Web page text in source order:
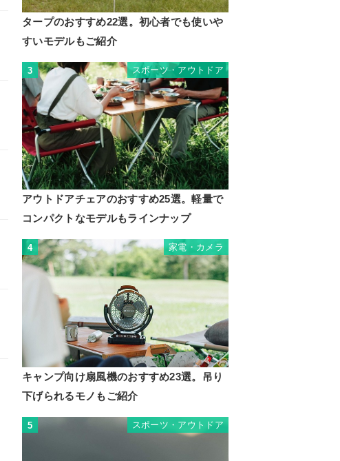
タープのおすすめ22選。初心者でも使いや
すいモデルもご紹介
3 スポーツ・アウトドア
アウトドアチェアのおすすめ25選。軽量で
コンパクトなモデルもラインナップ
4 家電・カメラ
キャンプ向け扇風機のおすすめ23選。吊り
下げられるモノもご紹介
5 スポーツ・アウトドア